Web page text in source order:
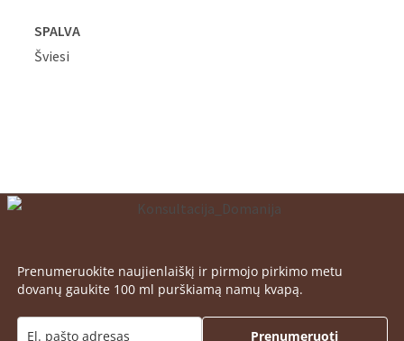
SPALVA
Šviesi
Prenumeruokite naujienlaiškį ir pirmojo pirkimo metu
dovanų gaukite 100 ml purškiamą namų kvapą.
Prenumeruoti